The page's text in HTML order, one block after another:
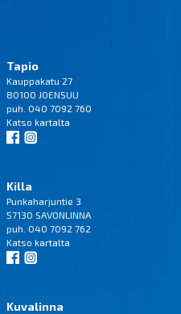
Tapio
Kauppakatu 27
80100 JOENSUU
puh. 040 7092 760
Katso kartalta
Killa
Punkaharjuntie 3
57130 SAVONLINNA
puh. 040 7092 762
Katso kartalta
Kuvalinna